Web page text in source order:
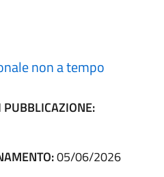
non a tempo
05/06/2026